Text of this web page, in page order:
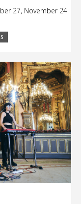
27, November 24